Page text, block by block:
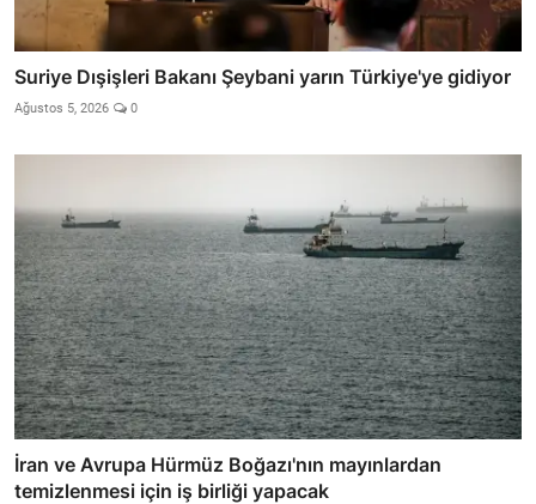
Suriye Dışişleri Bakanı Şeybani yarın Türkiye'ye gidiyor
Ağustos 5, 2026 0
İran ve Avrupa Hürmüz Boğazı'nın mayınlardan
temizlenmesi için iş birliği yapacak